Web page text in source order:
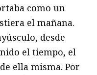
como un
el mañana.
desde
el tiempo, el
ella misma. Por